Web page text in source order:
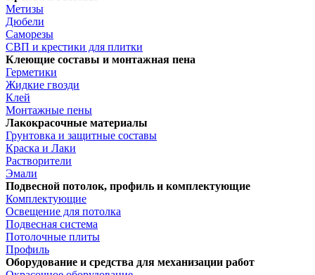
Метизы
Дюбели
Саморезы
СВП и крестики для плитки
Клеющие составы и монтажная пена
Герметики
Жидкие гвозди
Клей
Монтажные пены
Лакокрасочные материалы
Грунтовка и защитные составы
Краска и Лаки
Растворители
Эмали
Подвесной потолок, профиль и комплектующие
Комплектующие
Освещение для потолка
Подвесная система
Потолочные плиты
Профиль
Оборудование и средства для механизации работ